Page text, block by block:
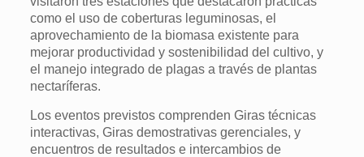
como el uso de coberturas leguminosas, el
aprovechamiento de la biomasa existente para
mejorar productividad y sostenibilidad del cultivo, y
el manejo integrado de plagas a través de plantas
nectaríferas.
Los eventos previstos comprenden Giras técnicas
interactivas, Giras demostrativas gerenciales, y
encuentros de resultados e intercambios de